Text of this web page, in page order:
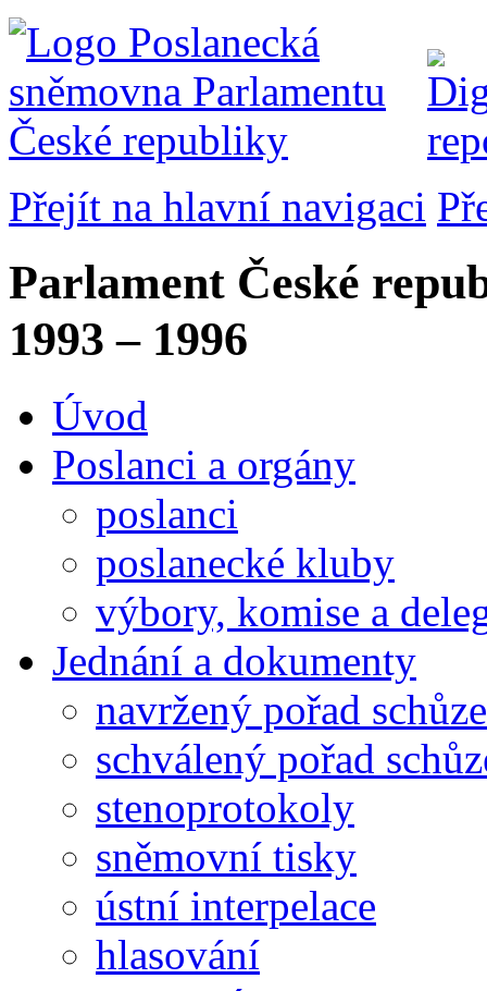
Přejít na hlavní navigaci
Parlament České
1993 – 1996
Úvod
Poslanci a orgány
poslanci
poslanecké kluby
výbory, komise a
Jednání a dokumenty
navržený pořad schůze
schválený pořad
stenoprotokoly
sněmovní tisky
ústní interpelace
hlasování